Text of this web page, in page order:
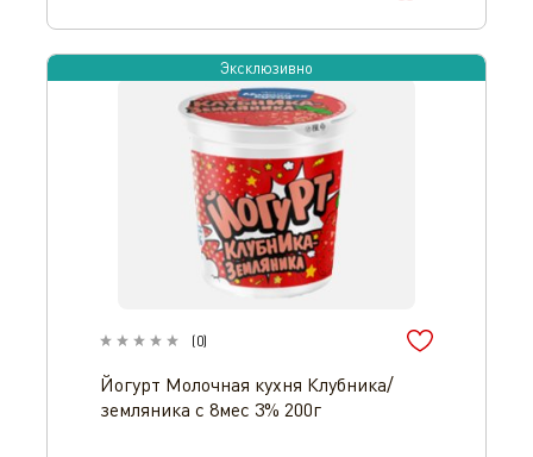
Эксклюзивно
(0)
Йогурт Молочная кухня Клубника/
земляника с 8мес 3% 200г